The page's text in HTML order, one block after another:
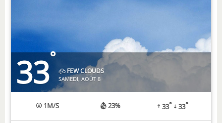
33°
FEW CLOUDS
SAMEDI, AOÛT 8
1M/S 23% 33° 33°